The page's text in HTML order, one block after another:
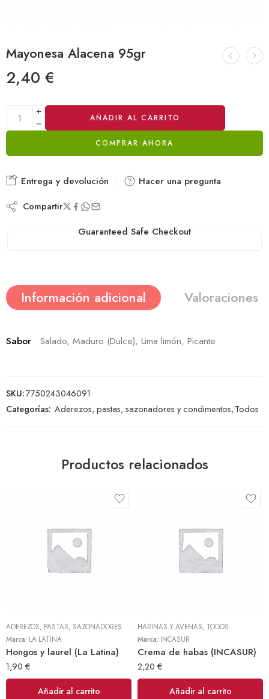
Mayonesa Alacena 95gr
2,40 €
AÑADIR AL CARRITO
COMPRAR AHORA
Alternative:
Entrega y devolución Hacer una pregunta
Compartir
Guaranteed Safe Checkout
Información adicional Valoraciones
Sabor Salado, Maduro (Dulce), Lima limón, Picante
SKU:7750243046091
Categorías: Aderezos, pastas, sazonadores y condimentos,Todos
Productos relacionados
ADEREZOS, PASTAS, SAZONADORES Y CONDIMENTOS ,TODOS
Marca: LA LATINA
Hongos y laurel (La Latina)
1,90 €
Añadir al carrito
HARINAS Y AVENAS, TODOS
Marca: INCASUR
Crema de habas (INCASUR)
2,20 €
Añadir al carrito